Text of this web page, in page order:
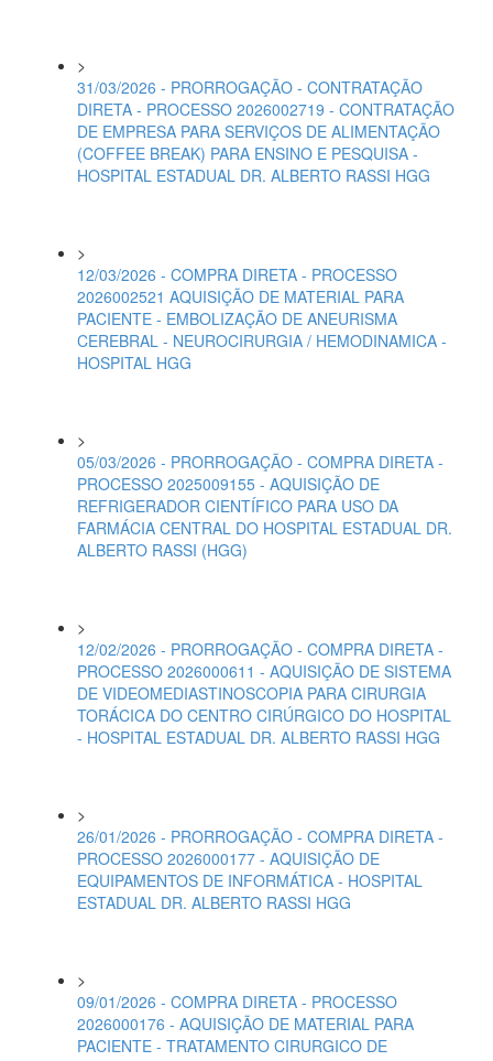
>
31/03/2026 - PRORROGAÇÃO - CONTRATAÇÃO
DIRETA - PROCESSO 2026002719 - CONTRATAÇÃO
DE EMPRESA PARA SERVIÇOS DE ALIMENTAÇÃO
(COFFEE BREAK) PARA ENSINO E PESQUISA -
HOSPITAL ESTADUAL DR. ALBERTO RASSI HGG
>
12/03/2026 - COMPRA DIRETA - PROCESSO
2026002521 AQUISIÇÃO DE MATERIAL PARA
PACIENTE - EMBOLIZAÇÃO DE ANEURISMA
CEREBRAL - NEUROCIRURGIA / HEMODINAMICA -
HOSPITAL HGG
>
05/03/2026 - PRORROGAÇÃO - COMPRA DIRETA -
PROCESSO 2025009155 - AQUISIÇÃO DE
REFRIGERADOR CIENTÍFICO PARA USO DA
FARMÁCIA CENTRAL DO HOSPITAL ESTADUAL DR.
ALBERTO RASSI (HGG)
>
12/02/2026 - PRORROGAÇÃO - COMPRA DIRETA -
PROCESSO 2026000611 - AQUISIÇÃO DE SISTEMA
DE VIDEOMEDIASTINOSCOPIA PARA CIRURGIA
TORÁCICA DO CENTRO CIRÚRGICO DO HOSPITAL
- HOSPITAL ESTADUAL DR. ALBERTO RASSI HGG
>
26/01/2026 - PRORROGAÇÃO - COMPRA DIRETA -
PROCESSO 2026000177 - AQUISIÇÃO DE
EQUIPAMENTOS DE INFORMÁTICA - HOSPITAL
ESTADUAL DR. ALBERTO RASSI HGG
>
09/01/2026 - COMPRA DIRETA - PROCESSO
2026000176 - AQUISIÇÃO DE MATERIAL PARA
PACIENTE - TRATAMENTO CIRURGICO DE